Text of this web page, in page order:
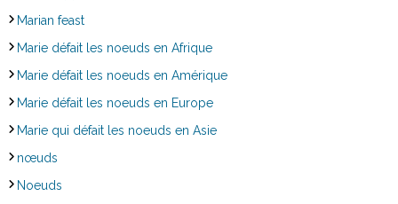
Marian feast
Marie défait les noeuds en Afrique
Marie défait les noeuds en Amérique
Marie défait les noeuds en Europe
Marie qui défait les noeuds en Asie
nœuds
Noeuds